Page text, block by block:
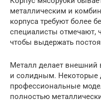
металлическим и
корпуса требуют более
специалисты отмечают,
чтобы выдержать
Металл делает внешний
и солидным. Некоторые
профессиональные
полностью